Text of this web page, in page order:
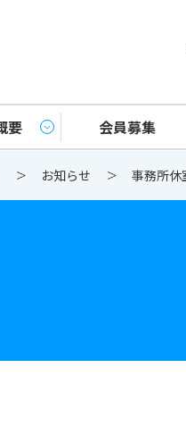
阪ユニセフ協会
要 会員募集
お知らせ 事務所休